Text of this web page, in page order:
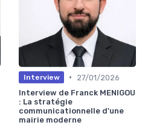
Interview •
27/01/2026
Interview de Franck MENIGOU
: La stratégie
communicationnelle d'une
mairie moderne